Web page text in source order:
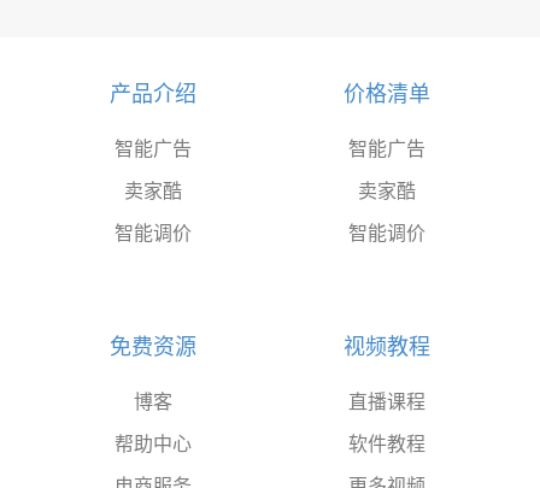
产品介绍
智能广告
卖家酷
智能调价
价格清单
智能广告
卖家酷
智能调价
免费资源
博客
帮助中心
视频教程
直播课程
软件教程